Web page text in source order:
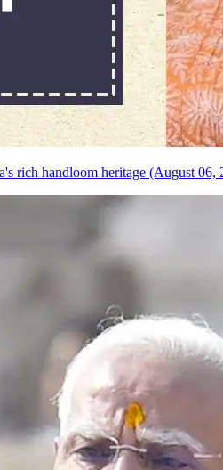
rich handloom heritage (August 06,